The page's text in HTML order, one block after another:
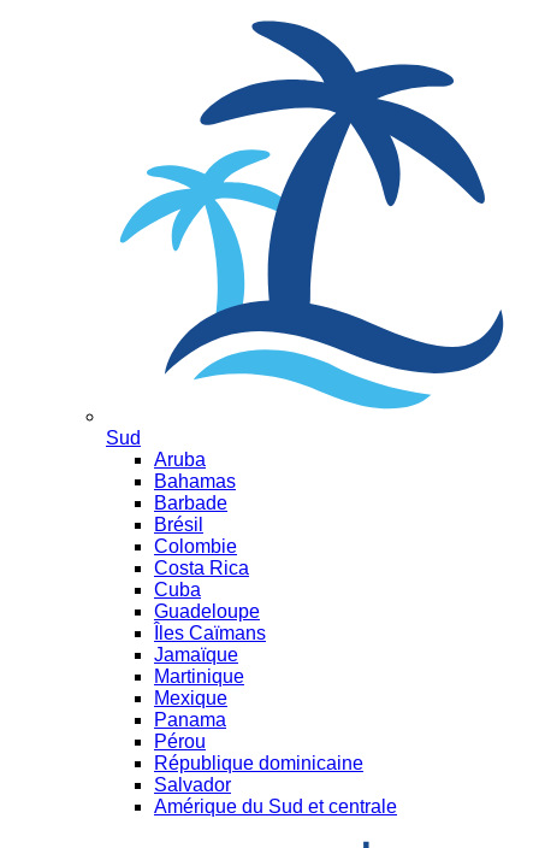
Sud
Aruba
Bahamas
Barbade
Brésil
Colombie
Costa Rica
Cuba
Guadeloupe
Îles Caïmans
Jamaïque
Martinique
Mexique
Panama
Pérou
République dominicaine
Salvador
Amérique du Sud et centrale